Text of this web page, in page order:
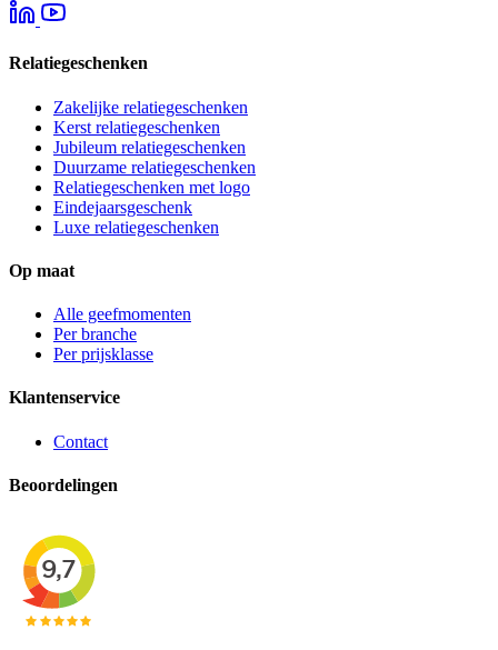
Relatiegeschenken
Zakelijke relatiegeschenken
Kerst relatiegeschenken
Jubileum relatiegeschenken
Duurzame relatiegeschenken
Relatiegeschenken met logo
Eindejaarsgeschenk
Luxe relatiegeschenken
Op maat
Alle geefmomenten
Per branche
Per prijsklasse
Klantenservice
Contact
Beoordelingen